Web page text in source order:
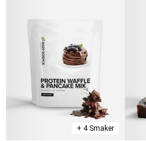
+ 4 Smaker